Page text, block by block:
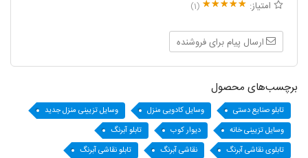
(1)
ارسال پیام برای فروشنده
برچسب‌های محصول
تابلو صنایع دستی وسایل کادویی منزل
وسایل تزیینی منزل جدید
وسایل تزیینی خانه
دیوار کوب
تابلو آبرنگ
تابلوی نقاشی آبرنگ
نقاشی آبرنگ
تابلو نقاشی آبرنگ